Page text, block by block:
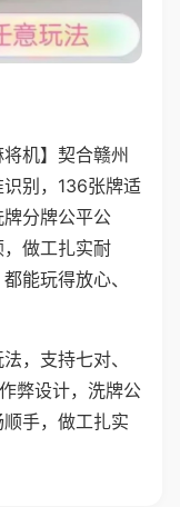
将机】契合赣州
别，136张牌适
分牌公平公
做工扎实耐
能玩得放心、
，支持七对、
弊设计，洗牌公
手，做工扎实